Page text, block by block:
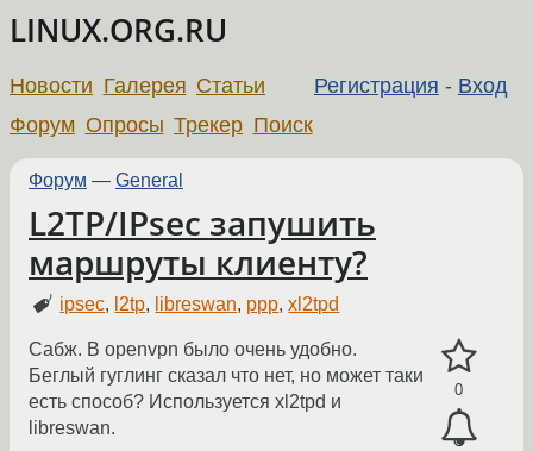
LINUX.ORG.RU
Регистрация - Вход
Новости Галерея Статьи
Форум Опросы Трекер Поиск
Форум — General
L2TP/IPsec запушить
маршруты клиенту?
ipsec, l2tp, libreswan, ppp,xl2tpd
0
Сабж. В openvpn было очень удобно.
Беглый гуглинг сказал что нет, но может таки
есть способ? Используется xl2tpd и
libreswan.